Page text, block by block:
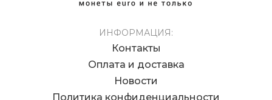
ИНФОРМАЦИЯ:
Контакты
Оплата и доставка
Новости
Политика конфиденциальности